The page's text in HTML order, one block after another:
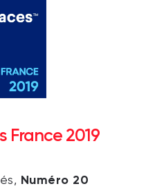
France 2019
Numéro 20